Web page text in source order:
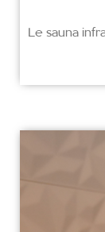
Le sauna